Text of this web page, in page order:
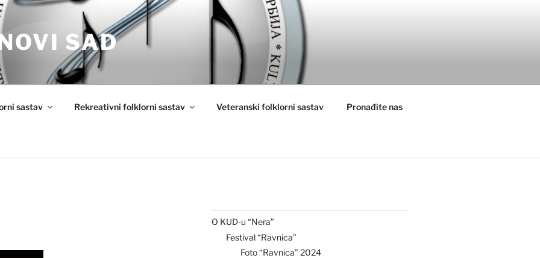
SAD
sastav Rekreativni folklorni sastav Veteranski folklorni sastav Pronađite nas
O KUD-u “Nera”
Festival “Ravnica”
Foto “Ravnica” 2024